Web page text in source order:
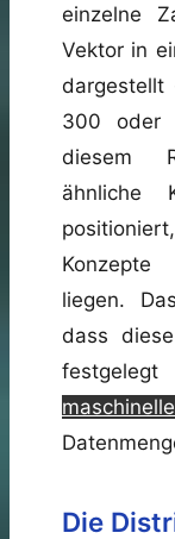
einzelne
Vektor in
dargestellt
300 oder
diesem
ähnliche
liegen.
dass
Die